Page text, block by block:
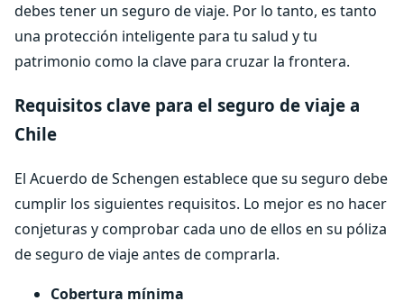
debes tener un seguro de viaje. Por lo tanto, es tanto
una protección inteligente para tu salud y tu
patrimonio como la clave para cruzar la frontera.
Requisitos clave para el seguro de viaje a
Chile
El Acuerdo de Schengen establece que su seguro debe
cumplir los siguientes requisitos. Lo mejor es no hacer
conjeturas y comprobar cada uno de ellos en su póliza
de seguro de viaje antes de comprarla.
Cobertura mínima